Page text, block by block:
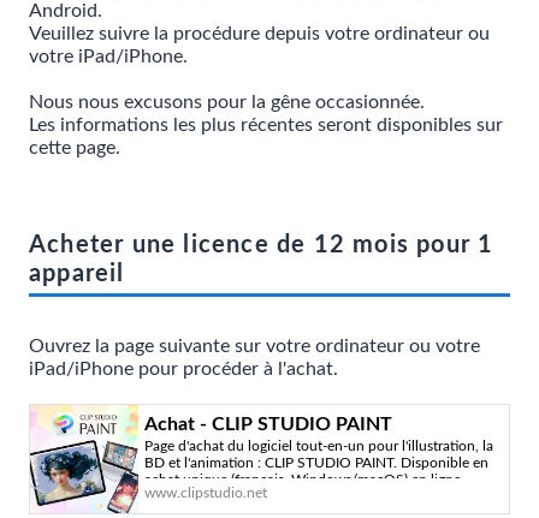
Android.
Veuillez suivre la procédure depuis votre ordinateur ou
votre iPad/iPhone.
Nous nous excusons pour la gêne occasionnée.
Les informations les plus récentes seront disponibles sur
cette page.
Acheter une licence de 12 mois pour 1
appareil
Ouvrez la page suivante sur votre ordinateur ou votre
iPad/iPhone pour procéder à l'achat.
Achat - CLIP STUDIO PAINT
Page d'achat du logiciel tout-en-un pour l'illustration, la
BD et l'animation : CLIP STUDIO PAINT. Disponible en
achat unique (français, Windows/macOS) en ligne.
www.clipstudio.net